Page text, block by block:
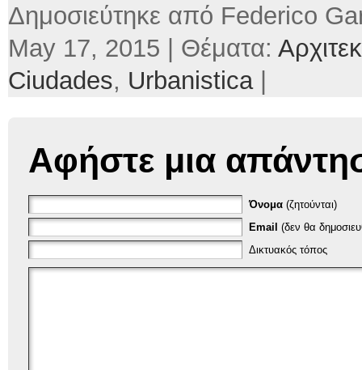
Δημοσιεύτηκε από Federico
May 17, 2015 | Θέματα:
Ciudades, Urbanistica|
Αφήστε μια
Όνομα (ζητούνται)
Email (δεν θα
Δικτυακός τόπος